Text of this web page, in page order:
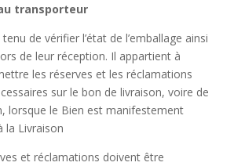
transporteur
tenu de vérifier l’état de l’emballage ainsi
de leur réception. Il appartient à
les réserves et les réclamations
sur le bon de livraison, voire de
lorsque le Bien est manifestement
la Livraison
et réclamations doivent être